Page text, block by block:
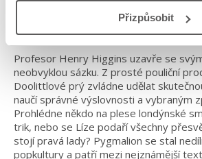
Přizpůsobit
Nestárnoucí divadelní hra od
Profesor Henry Higgins uzavře se
neobvyklou sázku. Z prosté pouliční
Doolittlové prý zvládne udělat
naučí správné výslovnosti a vybraným
Prohlédne někdo na plese londýnské
trik, nebo se Líze podaří všechny
stojí pravá lady? Pygmalion se stal
popkultury a patří mezi nejznámější